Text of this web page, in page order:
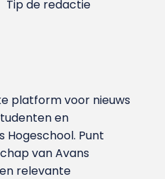
Tip de redactie
platform voor nieuws
en
Hoge­school. Punt
van Avans
relevante